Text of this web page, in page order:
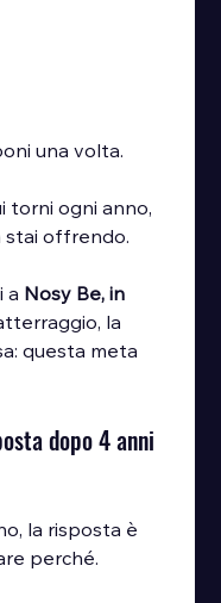
una volta.
torni ogni anno,
stai offrendo.
a Nosy Be, in
la
questa meta
dopo 4 anni
la risposta è
perché.